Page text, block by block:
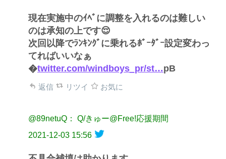
現在実施中のｲﾍﾞに調整を入れるのは難しい
のは承知の上です😌
次回以降でﾗﾝｷﾝｸﾞに乗れるﾎﾞｰﾀﾞｰ設定変わっ
てればいいなぁ
�twitter.com/windboys_pr/st…pB
返信 リツイ お気に
@89netuQ： Q/きゅー@Free!応援期間
2021-12-03 15:56